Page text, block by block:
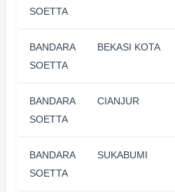
SOETTA
BANDARA
SOETTA
BEKASI KOTA
BANDARA
SOETTA
CIANJUR
BANDARA
SOETTA
SUKABUMI